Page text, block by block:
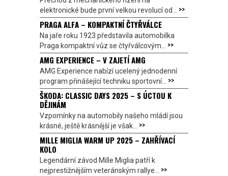
elektronické bude první velkou revolucí od... >>
PRAGA ALFA – KOMPAKTNÍ ČTYŘVÁLCE
Na jaře roku 1923 představila automobilka
Praga kompaktní vůz se čtyřválcovým... >>
AMG EXPERIENCE – V ZAJETÍ AMG
AMG Experience nabízí ucelený jednodenní
program přinášející techniku sportovní... >>
ŠKODA: CLASSIC DAYS 2025 – S ÚCTOU K
DĚJINÁM
Vzpomínky na automobily našeho mládí jsou
krásné, ještě krásnější je však... >>
MILLE MIGLIA WARM UP 2025 – ZAHŘÍVACÍ
KOLO
Legendární závod Mille Miglia patří k
nejprestižnějším veteránským rallye... >>